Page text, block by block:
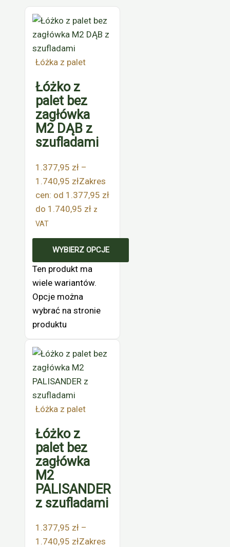
Łóżka z palet
Łóżko z
palet bez
zagłówka
M2 DĄB z
szufladami
1.377,95 zł –
1.740,95 złZakres
cen: od 1.377,95 zł
do 1.740,95 zł z
VAT
WYBIERZ OPCJE
Ten produkt ma
wiele wariantów.
Opcje można
wybrać na stronie
produktu
Łóżka z palet
Łóżko z
palet bez
zagłówka
M2
PALISANDER
z szufladami
1.377,95 zł –
1.740,95 złZakres